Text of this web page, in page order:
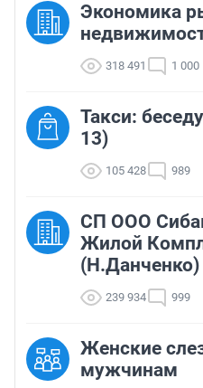
Экономика
318 491 1 000
Такси:
13)
105 428 989
СП ООО
Жилой
(Н.Данченко)
239 934 999
Женские
мужчинам